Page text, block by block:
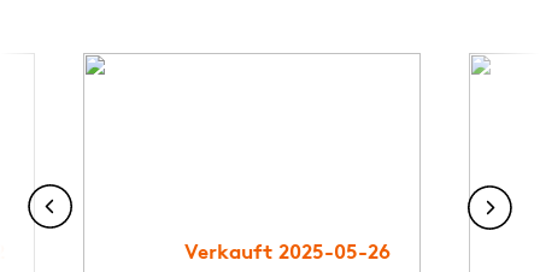
Verkauft 2025-05-26